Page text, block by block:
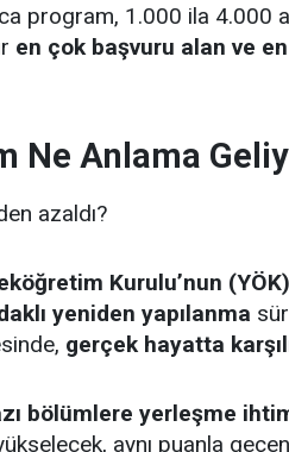
program, 1.000 ila 4.000
en çok başvuru alan ve
Ne Anlama
azaldı?
Kurulu’nun (YÖK)
yeniden yapılanma
gerçek hayatta
bölümlere yerleşme
aynı puanla